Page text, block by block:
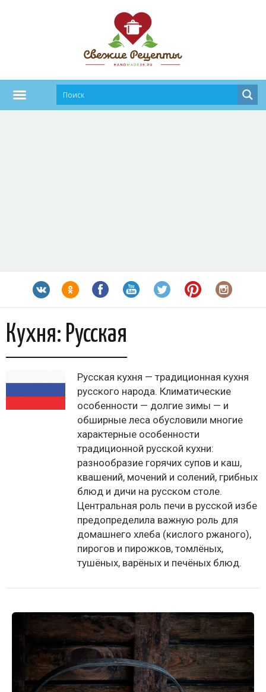
Кухня: Русская
Русская кухня — традиционная кухня
русского народа. Климатические
особенности — долгие зимы — и
обширные леса обусловили многие
характерные особенности
традиционной русской кухни:
разнообразие горячих супов и каш,
квашений, мочений и солений, грибных
блюд и дичи на русском столе.
Центральная роль печи в русской избе
предопределила важную роль для
домашнего хлеба (кислого ржаного),
пирогов и пирожков, томлёных,
тушёных, варёных и печёных блюд.